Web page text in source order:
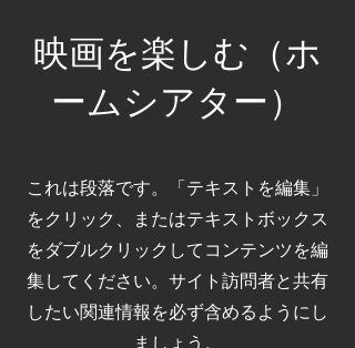
​映画を楽しむ（ホ
ームシアター）
これは段落です。「テキストを編集」
をクリック、またはテキストボックス
をダブルクリックしてコンテンツを編
集してください。サイト訪問者と共有
したい関連情報を必ず含めるようにし
ましょう。